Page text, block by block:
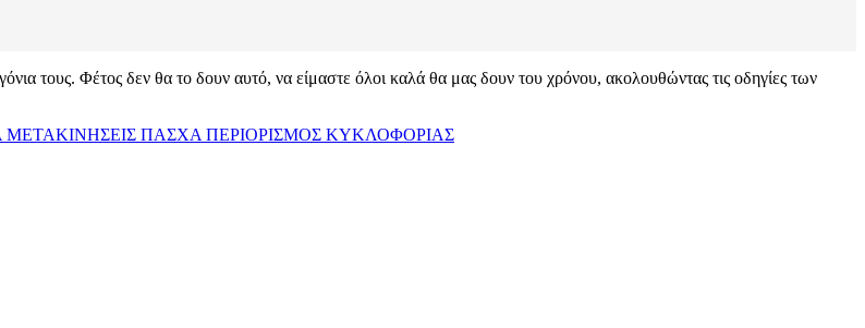
τους. Φέτος δεν θα το δουν αυτό, να είμαστε όλοι καλά θα μας δουν του χρόνου, ακολουθώντας τις οδηγίες των
ΜΕΤΑΚΙΝΗΣΕΙΣ ΠΑΣΧΑ ΠΕΡΙΟΡΙΣΜΟΣ ΚΥΚΛΟΦΟΡΙΑΣ